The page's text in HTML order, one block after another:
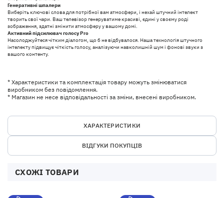
Генеративні шпалери
Виберіть ключові слова для потрібної вам атмосфери, і нехай штучний інтелект
творить свої чари. Ваш телевізор генеруватиме красиві, єдині у своєму роді
зображення, здатні змінити атмосферу у вашому домі.
Активний підсилювач голосу Pro
Насолоджуйтеся чітким діалогом, що б не відбувалося. Наша технологія штучного
інтелекту підвищує чіткість голосу, аналізуючи навколишній шум і фонові звуки з
вашого контенту.
* Характеристики та комплектація товару можуть змінюватися
виробником без повідомлення.
* Магазин не несе відповідальності за зміни, внесені виробником.
ХАРАКТЕРИСТИКИ
ВІДГУКИ ПОКУПЦІВ
СХОЖІ ТОВАРИ